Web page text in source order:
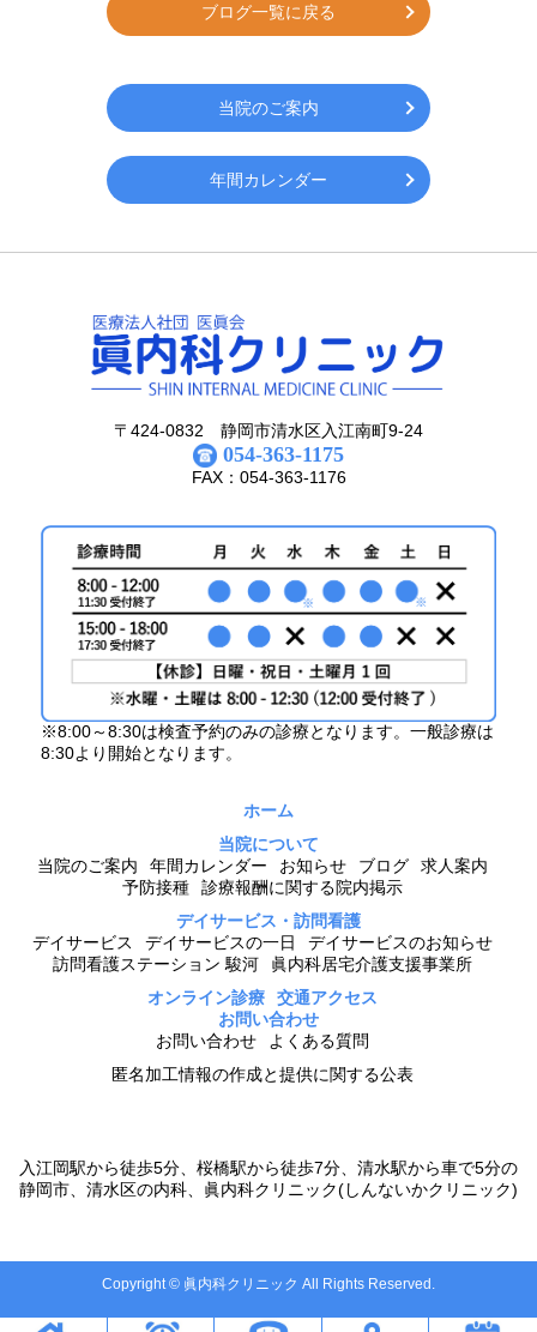
ブログ一覧に戻る
当院のご案内
年間カレンダー
〒424-0832 静岡市清水区入江南町9-24
054-363-1175
FAX：054-363-1176
※8:00～8:30は検査予約のみの診療となります。一般診療は
8:30より開始となります。
ホーム
当院について
当院のご案内
年間カレンダー お知らせ ブログ
求人案内
予防接種
診療報酬に関する院内掲示
デイサービス・訪問看護
デイサービス
デイサービスの一日
デイサービスのお知らせ
訪問看護ステーション 駿河
眞内科居宅介護支援事業所
オンライン診療
交通アクセス
お問い合わせ
お問い合わせ
よくある質問
匿名加工情報の作成と提供に関する公表
入江岡駅から徒歩5分、桜橋駅から徒歩7分、清水駅から車で5分の
静岡市、清水区の内科、眞内科クリニック(しんないかクリニック)
Copyright © 眞内科クリニック All Rights Reserved.